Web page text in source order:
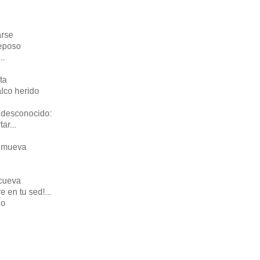
herido
en tu sed!...